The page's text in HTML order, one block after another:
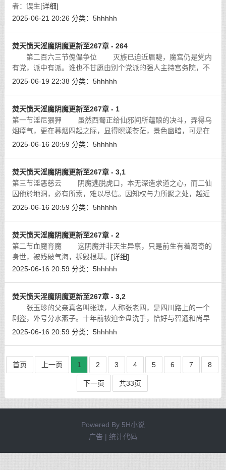
者：误生[详细]
2025-06-21 20:26 分类： 5hhhhh
焚天愤天淫魔阴魔更新至267章 - 264
第二百六三节傀儡争位 灭族已迫近眉睫，魔宫仍是党内
有党，派中有派。谁也不甘愿由别个党派的强人主持宫务院，不
受己党控制。无权就甚么也没有了，爱国就因持国得权，搜刮由
2025-06-19 22:38 分类： 5hhhhh
焚天愤天淫魔阴魔更新至267章 - 1
第一节淫尼猥狎 虽然西蜀正给仙邪间所蕴酿的决斗，弄得乌
烟瘴气，更在暮烟四起之际，显得瞑漾苍茫，景色幽暗，可是在
迷离的气氛下，巫峡的舟运更汹涌频繁。从乌鸦嘴港口蜂拥而出
2025-06-16 20:59 分类： 5hhhhh
焚天愤天淫魔阴魔更新至267章 - 3,1
第三节淫恶慈云 阴魔逃脱虎口，本无深造求道之心，而二仙
囚他於地洞，必有所索，难以尽信。因知权与力所聚之处，越近
核心，其压力越重，只有爱恶之分，毫无理律可凭，只需有足够
2025-06-16 20:59 分类： 5hhhhh
焚天愤天淫魔阴魔更新至267章 - 2
第二节血魔育魔 这阴魔并非天生异禀，只是前生有着离奇的
身世，被残破气海，拆毁根基。 [详细]
2025-06-16 20:59 分类： 5hhhhh
焚天愤天淫魔阴魔更新至267章 - 3,2
张玉珍的父亲真名叫张琼，人称张老四，是四川路上的一个
剧盗，外号分水燕子。十年前被迫金盘洗手，恰好与智通和尚早
年有一面之缘，被招揽过来。名义上是租着庙中菜园耕种，主持
2025-06-16 20:59 分类： 5hhhhh
首页 上一页 1 2 3 4 5 6 7 8
下一页 共33页
Powered By 5H小说
广告 | 统计代码